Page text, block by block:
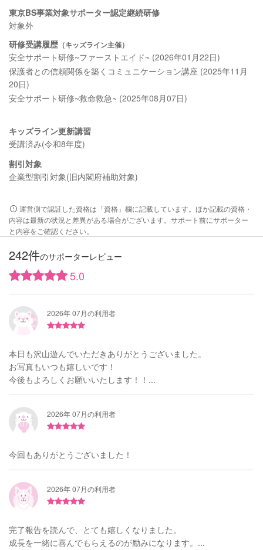
東京BS事業対象サポーター認定継続研修
対象外
研修受講履歴 （キッズライン主催）
安全サポート研修~ファーストエイド~ (2026年01月22日)
保護者との信頼関係を築くコミュニケーション講座 (2025年11月
20日)
安全サポート研修~救命救急~ (2025年08月07日)
キッズライン更新講習
受講済み(令和8年度)
割引対象
企業型割引対象(旧内閣府補助対象)
運営側で認証した資格は「資格」欄に記載しています。ほか記載の資格・
内容は最新の状況と差異がある場合がございます。サポート前にサポーター
と内容をご確認ください。
242件のサポーターレビュー
5.0
2026年 07月の利用者
本日も沢山遊んでいただきありがとうございました。
お写真もいつも嬉しいです！
今後もよろしくお願いいたします！！...
2026年 07月の利用者
今回もありがとうございました！
2026年 07月の利用者
完了報告を読んで、とても嬉しくなりました。
成長を一緒に喜んでもらえるのが励みになります。...